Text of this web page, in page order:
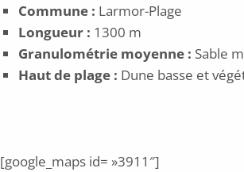
Commune : Larmor-Plage
Longueur : 1300 m
Granulométrie moyenne : Sable
Haut de plage : Dune basse et
[google_maps id= »3911″]